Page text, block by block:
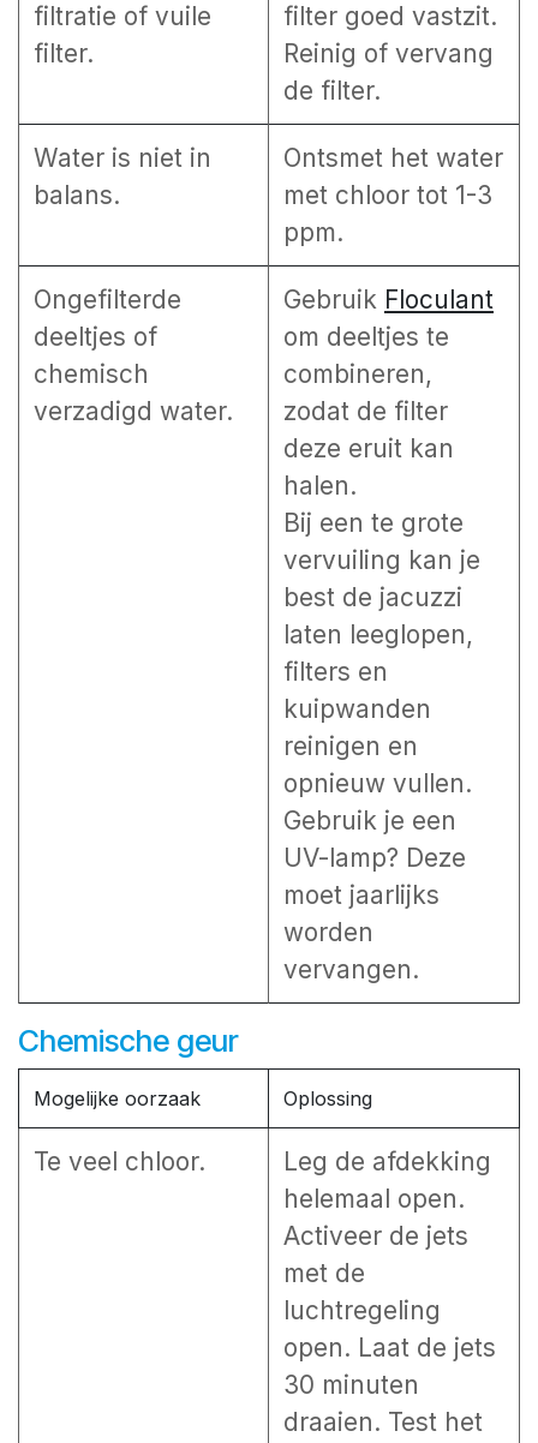
filtratie of vuile
filter.
filter goed vastzit.
Reinig of vervang
de filter.
Water is niet in
balans.
Ontsmet het water
met chloor tot 1-3
ppm.
Ongefilterde
deeltjes of
chemisch
verzadigd water.
Gebruik Floculant
om deeltjes te
combineren,
zodat de filter
deze eruit kan
halen.
Bij een te grote
vervuiling kan je
best de jacuzzi
laten leeglopen,
filters en
kuipwanden
reinigen en
opnieuw vullen.
Gebruik je een
UV-lamp? Deze
moet jaarlijks
worden
vervangen.
Chemische geur
Mogelijke oorzaak Oplossing
Te veel chloor.
Leg de afdekking
helemaal open.
Activeer de jets
met de
luchtregeling
open. Laat de jets
30 minuten
draaien. Test het